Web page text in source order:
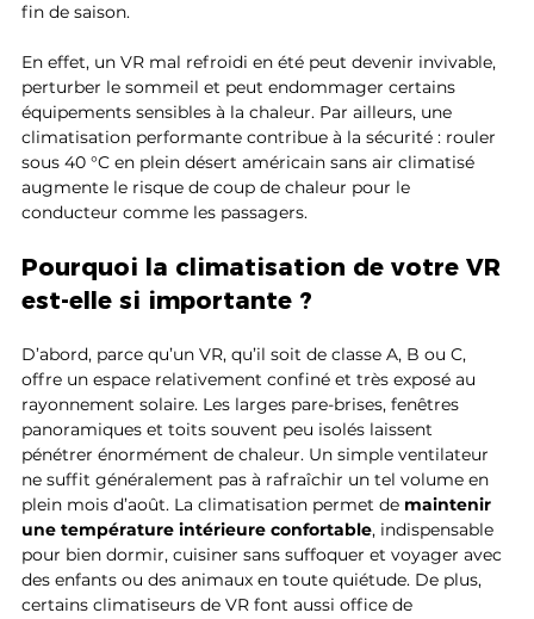
fin de saison.
En effet, un VR mal refroidi en été peut devenir invivable,
perturber le sommeil et peut endommager certains
équipements sensibles à la chaleur. Par ailleurs, une
climatisation performante contribue à la sécurité : rouler
sous 40 °C en plein désert américain sans air climatisé
augmente le risque de coup de chaleur pour le
conducteur comme les passagers.
Pourquoi la climatisation de votre VR
est-elle si importante ?
D’abord, parce qu’un VR, qu’il soit de classe A, B ou C,
offre un espace relativement confiné et très exposé au
rayonnement solaire. Les larges pare-brises, fenêtres
panoramiques et toits souvent peu isolés laissent
pénétrer énormément de chaleur. Un simple ventilateur
ne suffit généralement pas à rafraîchir un tel volume en
plein mois d’août. La climatisation permet de maintenir
une température intérieure confortable, indispensable
pour bien dormir, cuisiner sans suffoquer et voyager avec
des enfants ou des animaux en toute quiétude. De plus,
certains climatiseurs de VR font aussi office de